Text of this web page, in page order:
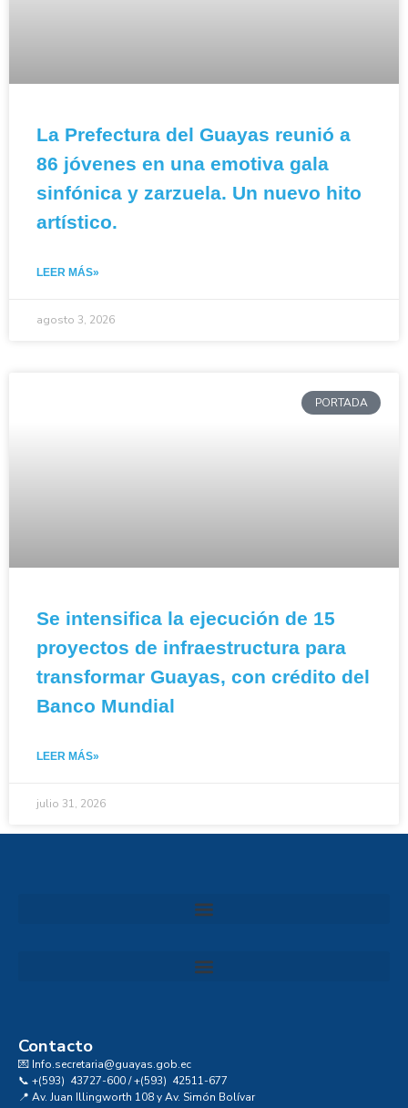
La Prefectura del Guayas reunió a
86 jóvenes en una emotiva gala
sinfónica y zarzuela. Un nuevo hito
artístico.
LEER MÁS»
agosto 3, 2026
PORTADA
Se intensifica la ejecución de 15
proyectos de infraestructura para
transformar Guayas, con crédito del
Banco Mundial
LEER MÁS»
julio 31, 2026
Contacto
💌 Info.secretaria@guayas.gob.ec
📞 +(593) 43727-600 / +(593) 42511-677
📍 Av. Juan Illingworth 108 y Av. Simón Bolívar